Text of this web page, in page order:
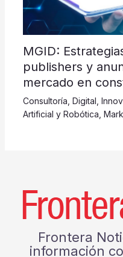
MGID:
publishers y
mercado en
Consultoría Digital
Artificial y Robótica
Frontera
información